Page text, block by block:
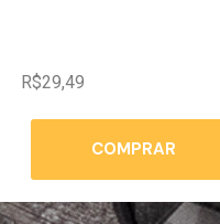
R$29,49
COMPRAR